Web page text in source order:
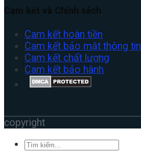
Cam kết và Chính sách
Cam kết hoàn tiền
Cam kết bảo mật thông tin
Cam kết chất lượng
Cam kết bảo hành
copyright